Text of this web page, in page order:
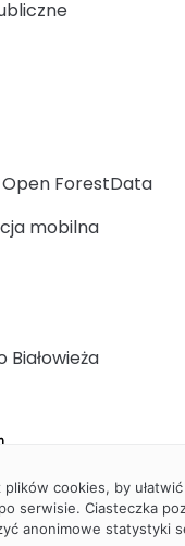
ForestData
mobilna
Białowieża
plików cookies, by
serwisie. Ciasteczka
anonimowe statystyki